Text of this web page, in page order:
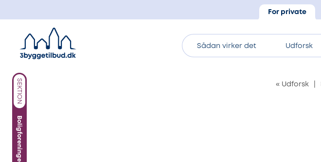
For private
Sådan virker det Udforsk
SEKTION
Boligforeninger
« Udforsk